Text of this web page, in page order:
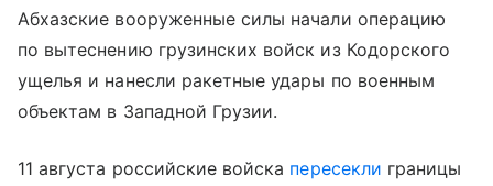
Абхазские вооруженные силы начали операцию
по вытеснению грузинских войск из Кодорского
ущелья и нанесли ракетные удары по военным
объектам в Западной Грузии.
11 августа российские войска пересекли границы